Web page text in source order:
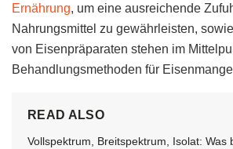
Ernährung, um eine ausreichende
Nahrungsmittel zu gewährleisten,
von Eisenpräparaten stehen im
Behandlungsmethoden für
READ ALSO
Vollspektrum, Breitspektrum, Isolat: Was